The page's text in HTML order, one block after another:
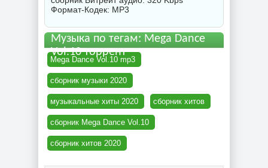
Формат-Кодек: MP3
Музыка по тегам: Mega Dance
Vol.10 торрент
Mega Dance Vol.10 mp3
сборник музыки 2020
музыкальные хиты 2020 сборник хитов
сборник Mega Dance Vol.10
сборник хитов 2020